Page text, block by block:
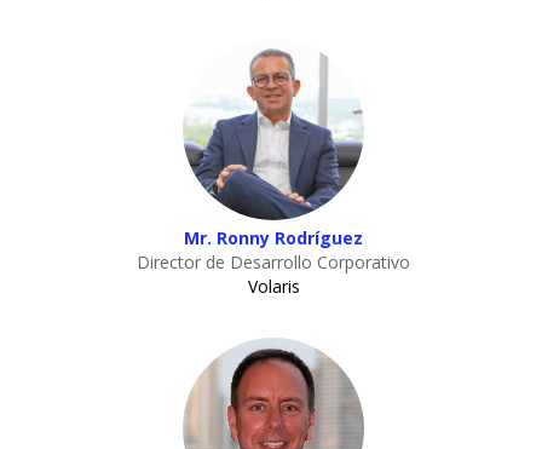
Mr. Ronny Rodríguez
Director de Desarrollo Corporativo
Volaris